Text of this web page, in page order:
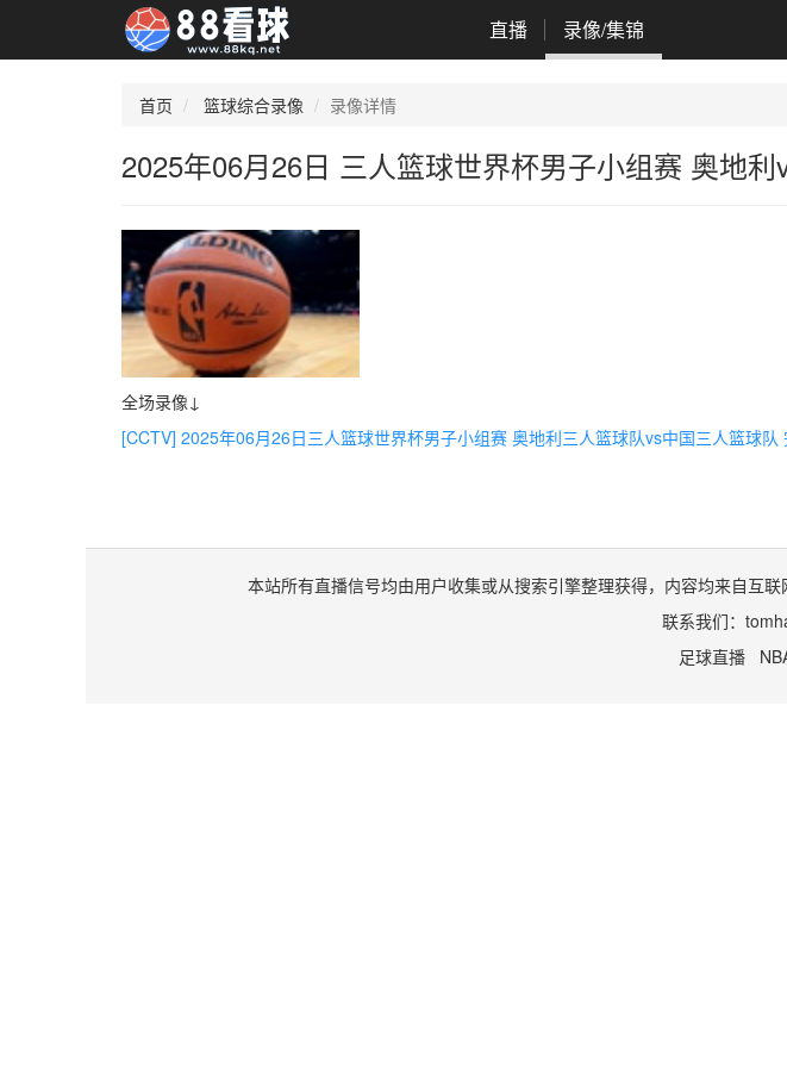
直播 录像/集锦
首页 篮球综合录像 录像详情
2025年06月26日 三人篮球世界杯男子小组赛 奥地
全场录像↓
[CCTV] 2025年06月26日三人篮球世界杯男子小组赛 奥地利三人篮球队vs中国三人篮球队
本站所有直播信号均由用户收集或从搜索引擎整理获得，内容均来自互
联系我们：
足球直播